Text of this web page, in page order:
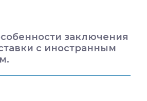
заключения
с иностранным